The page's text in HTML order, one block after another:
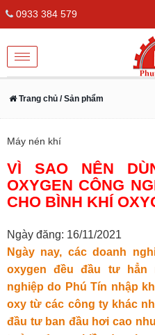
0933 384 579
Toggle
navigation
Trang chủ / Sản phẩm
Máy nén khí
VÌ SAO NÊN
OXYGEN CÔNG
CHO BÌNH KHÍ
Ngày đăng: 16/11/2021
Ngày nay, các doanh
oxygen đều đầu tư hẳn
nghiệp do Phú Tín nhập
oxy từ các công ty khác
đầu tư ban đầu hơi cao